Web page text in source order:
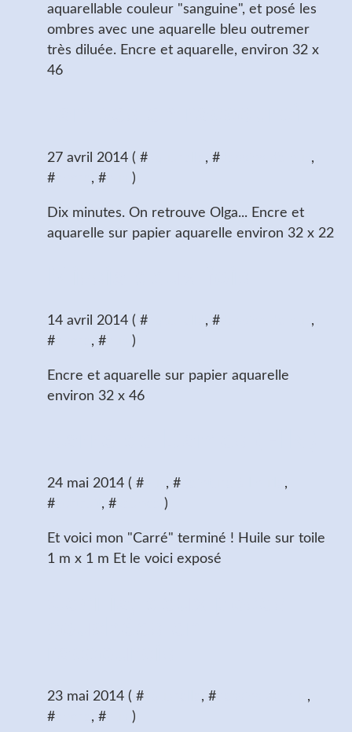
aquarellable couleur "sanguine", et posé les
ombres avec une aquarelle bleu outremer
très diluée. Encre et aquarelle, environ 32 x
46
27 avril 2014 ( # , #
,
#
, # )
Dix minutes. On retrouve Olga... Encre et
aquarelle sur papier aquarelle environ 32 x 22
14 avril 2014 ( # , #
,
#
, # )
Encre et aquarelle sur papier aquarelle
environ 32 x 46
24 mai 2014 ( # , #
,
#
, # )
Et voici mon "Carré" terminé ! Huile sur toile
1 m x 1 m Et le voici exposé
23 mai 2014 ( # , #
,
#
, # )